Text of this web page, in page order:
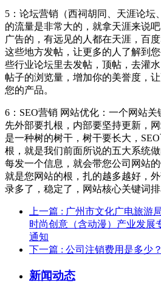
5：论坛营销（西祠胡同、天涯论坛
的流量是非常大的，就拿天涯来说
广告的，有远见的人都在天涯，百
这些地方发帖，让更多的人了解到
些行业论坛里去发帖，顶帖，去灌
帖子的浏览量，增加你的美誉度，
您的产品。
6：SEO营销 网站优化：一个网站
先外部要扎根，内部要坚持更新，
是一种树的树干，树干要长大，
根，就是我们前面所说的五大系统
每发一个信息，就会带您公司网站
就是您网站的根，扎的越多越好，
录多了，稳定了，网站核心关键词排
上一篇 : 广州市文化广电旅游
时尚创意（含动漫）产业发展
通知
下一篇 : 公司注销费用是多少？
新闻动态